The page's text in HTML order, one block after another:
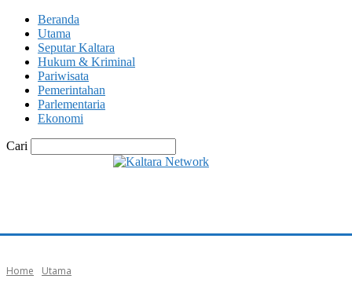
Beranda
Utama
Seputar Kaltara
Hukum & Kriminal
Pariwisata
Pemerintahan
Parlementaria
Ekonomi
Cari
Home Utama